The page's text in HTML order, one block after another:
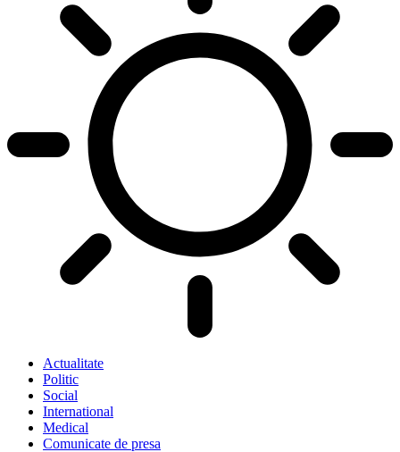
Actualitate
Politic
Social
International
Medical
Comunicate de presa